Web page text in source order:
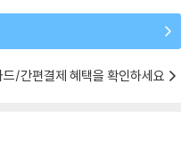
드/간편결제 혜택을 확인하세요